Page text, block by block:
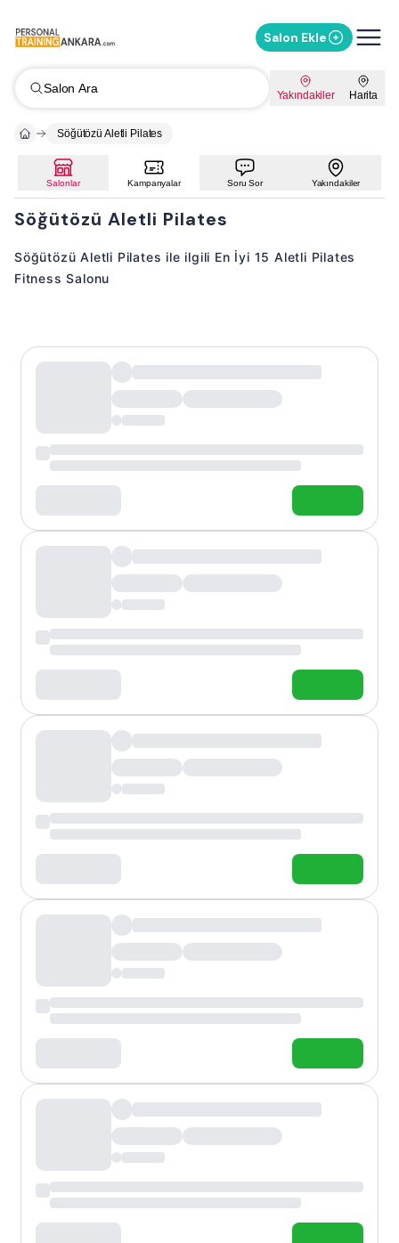
Salon Ekle
Salon Ara Yakındakiler Harita
Söğütözü Aletli Pilates
Salonlar Kampanyalar Soru Sor Yakındakiler
Söğütözü Aletli Pilates
Söğütözü Aletli Pilates ile ilgili En İyi 15 Aletli Pilates
Fitness Salonu